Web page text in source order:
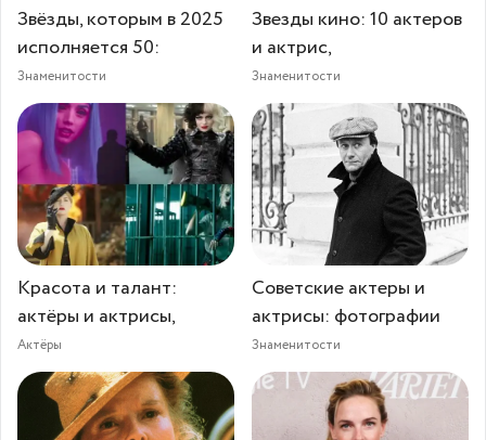
Звёзды, которым в 2025
исполняется 50:
Знаменитости
Звезды кино: 10 актеров
и актрис,
Знаменитости
Красота и талант:
актёры и актрисы,
Актёры
Советские актеры и
актрисы: фотографии
Знаменитости